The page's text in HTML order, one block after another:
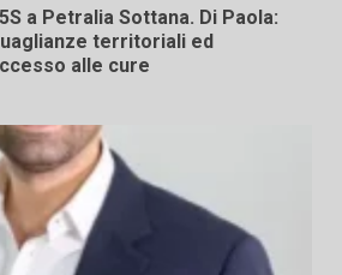
a Petralia Sottana. Di Paola:
territoriali ed
alle cure